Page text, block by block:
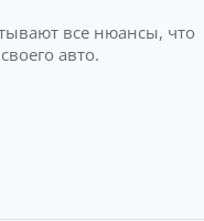
все нюансы, что
авто.